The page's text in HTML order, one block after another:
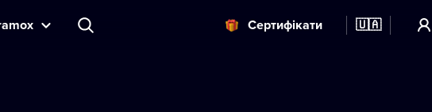
Cертифікати 🇺🇦